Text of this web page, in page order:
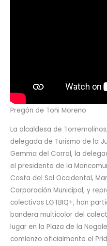
Pregón de Toñi Moreno
La alcaldesa de
delegada de Turismo de la
Gemma del Corral, la
el presidente de la
Costa del Sol Occidental,
Corporación Municipal, y
colectivos LGTBIQ+, han
bandera multicolor del
lugar en la Plaza de la
comienzo oficialmente el